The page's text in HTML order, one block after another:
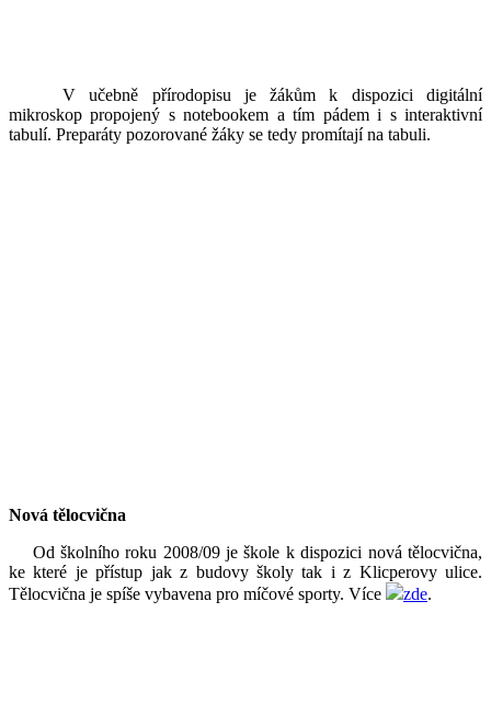
V učebně přírodopisu je žákům k dispozici digitální
mikroskop propojený s notebookem a tím pádem i s interaktivní
tabulí. Preparáty pozorované žáky se tedy promítají na tabuli.
Nová tělocvična
Od školního roku 2008/09 je škole k dispozici nová tělocvična,
ke které je přístup jak z budovy školy tak i z Klicperovy ulice.
Tělocvična je spíše vybavena pro míčové sporty. Více
zde.